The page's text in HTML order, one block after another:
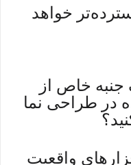
خواهد
جنبه خاص از
در طراحی نما
واقعیت